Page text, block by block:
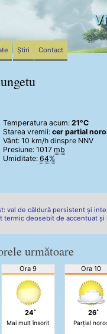
Temperatura acum: 21°C
Starea vremii: cer partial
Vânt: 10 km/h dinspre NNV
Presiune: 1017 mb
Umiditate: 64%
val de căldură persistent și
termic deosebit de accentuat și
următoare
Ora 9
24˚
Mai mult însorit
Ora 10
26˚
Parțial
Știri Contact